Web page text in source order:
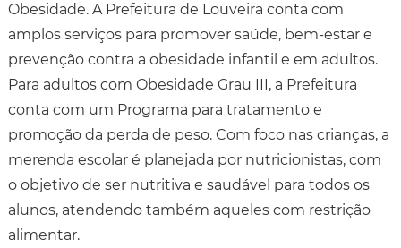
Obesidade. A Prefeitura de Louveira conta com
amplos serviços para promover saúde, bem-estar e
prevenção contra a obesidade infantil e em adultos.
Para adultos com Obesidade Grau III, a Prefeitura
conta com um Programa para tratamento e
promoção da perda de peso. Com foco nas crianças, a
merenda escolar é planejada por nutricionistas, com
o objetivo de ser nutritiva e saudável para todos os
alunos, atendendo também aqueles com restrição
alimentar.